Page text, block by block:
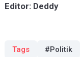
Editor: Deddy
Tags #Politik